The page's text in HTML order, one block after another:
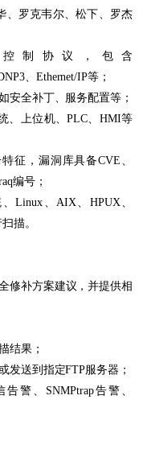
、罗克韦尔、松下、罗杰
制协议，包含
、Ethernet/IP等；
安全补丁、服务配置等；
、上位机、PLC、HMI等
征，漏洞库具备CVE、
编号；
Linux、AIX、HPUX、
描。
修补方案建议，并提供相
结果；
发送到指定FTP服务器；
警、SNMPtrap告警、